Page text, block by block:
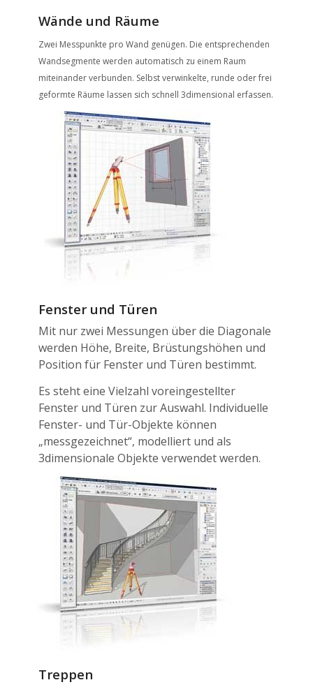
Wände und Räume
Zwei Messpunkte pro Wand genügen. Die entsprechenden
Wandsegmente werden automatisch zu einem Raum
miteinander verbunden. Selbst verwinkelte, runde oder frei
geformte Räume lassen sich schnell 3dimensional erfassen.
Fenster und Türen
Mit nur zwei Messungen über die Diagonale
werden Höhe, Breite, Brüstungshöhen und
Position für Fenster und Türen bestimmt.
Es steht eine Vielzahl voreingestellter
Fenster und Türen zur Auswahl. Individuelle
Fenster- und Tür-Objekte können
„messgezeichnet“, modelliert und als
3dimensionale Objekte verwendet werden.
Treppen